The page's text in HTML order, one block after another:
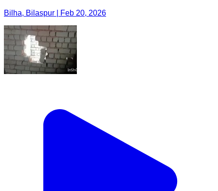
Bilha, Bilaspur | Feb 20, 2026